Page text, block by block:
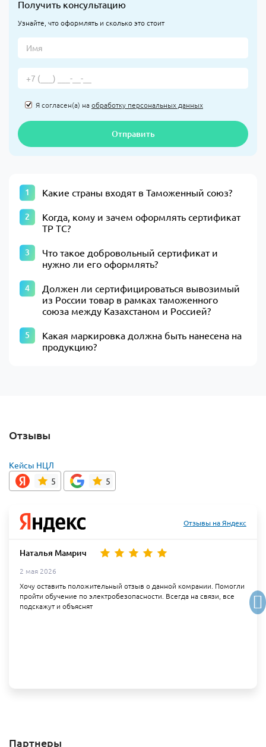
Получить консультацию
Узнайте, что оформлять и сколько это стоит
Я согласен(а) наобработку персональных данных
Отправить
Какие страны входят в Таможенный союз?
Когда, кому и зачем оформлять сертификат
ТР ТС?
Что такое добровольный сертификат и
нужно ли его оформлять?
Должен ли сертифицироваться вывозимый
из России товар в рамках таможенного
союза между Казахстаном и Россией?
Какая маркировка должна быть нанесена на
продукцию?
Отзывы
Кейсы НЦЛ
5
5
Отзывы на Яндекс
Наталья Мамрич
2 мая 2026
Хочу оставить положительный отзыв о данной комрании. Помогли
пройти обучение по электробезопасности. Всегда на связи, все
подскажут и объяснят
Партнеры